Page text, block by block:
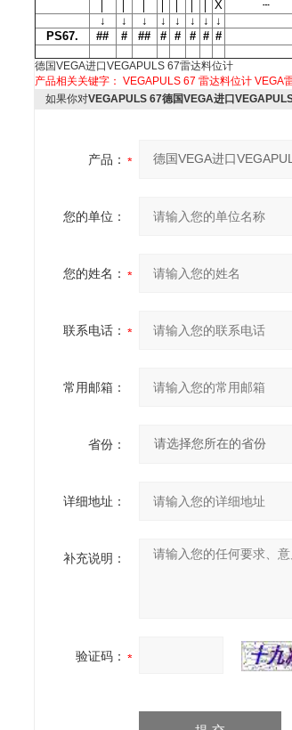
X ┄
↓
↓ ↓ ↓ ↓ ↓ ↓
↓
PS67.
## # ## # # # # #
德国VEGA进口VEGAPULS 67雷达料位计
产品相关关键字： VEGAPULS 67 雷达料位计 VEGA
如果你对VEGAPULS 67德国VEGA进口
产品：
您的单位：
您的姓名：
联系电话：
常用邮箱：
省份：
详细地址：
补充说明：
验证码：